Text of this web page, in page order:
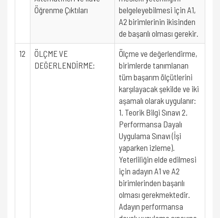
Öğrenme Çıktıları
belgeleyebilmesi için A1,
A2 birimlerinin ikisinden
de başarılı olması gerekir.
12
ÖLÇME VE
DEĞERLENDİRME:
Ölçme ve değerlendirme,
birimlerde tanımlanan
tüm başarım ölçütlerini
karşılayacak şekilde ve iki
aşamalı olarak uygulanır:
1. Teorik Bilgi Sınavı 2.
Performansa Dayalı
Uygulama Sınavı (İşi
yaparken izleme).
Yeterliliğin elde edilmesi
için adayın A1 ve A2
birimlerinden başarılı
olması gerekmektedir.
Adayın performansa